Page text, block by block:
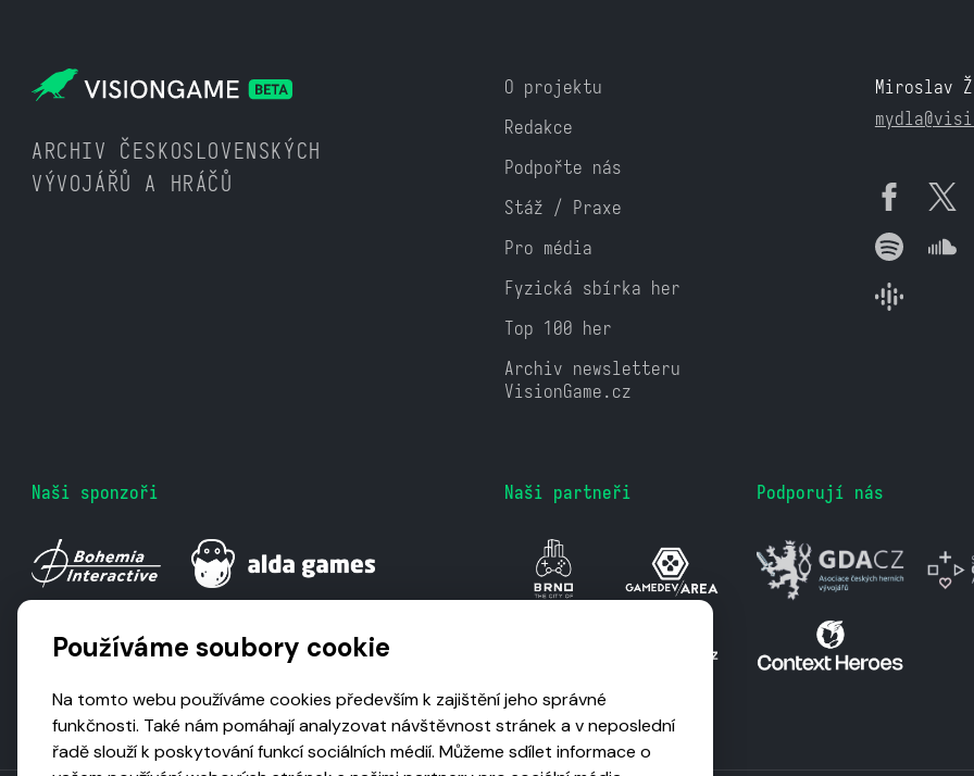
ARCHIV ČESKOSLOVENSKÝCH
VÝVOJÁŘŮ A HRÁČŮ
O projektu
Redakce
Podpořte nás
Stáž / Praxe
Pro média
Fyzická sbírka her
Top 100 her
Archiv newsletteru
VisionGame.cz
Miroslav
Naši sponzoři Naši partneři Podporují nás
Používáme soubory cookie
Na tomto webu používáme cookies především k zajištění jeho správné
funkčnosti. Také nám pomáhají analyzovat návštěvnost stránek a v neposlední
řadě slouží k poskytování funkcí sociálních médií. Můžeme sdílet informace o